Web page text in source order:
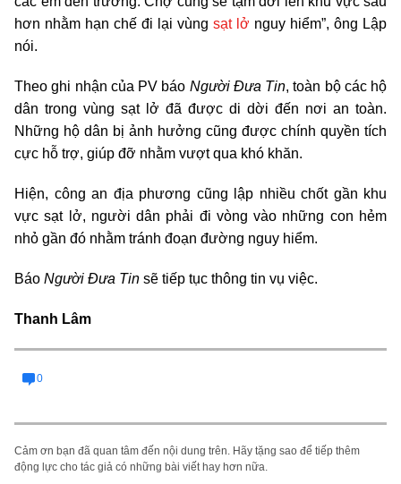
hơn nhằm hạn chế đi lại vùng sạt lở nguy hiểm”, ông Lập
nói.
Theo ghi nhận của PV báo Người Đưa Tin, toàn bộ các hộ
dân trong vùng sạt lở đã được di dời đến nơi an toàn.
Những hộ dân bị ảnh hưởng cũng được chính quyền tích
cực hỗ trợ, giúp đỡ nhằm vượt qua khó khăn.
Hiện, công an địa phương cũng lập nhiều chốt gần khu
vực sạt lở, người dân phải đi vòng vào những con hẻm
nhỏ gần đó nhằm tránh đoạn đường nguy hiểm.
Báo Người Đưa Tin sẽ tiếp tục thông tin vụ việc.
Thanh Lâm
0
Cảm ơn bạn đã quan tâm đến nội dung trên. Hãy tặng sao để tiếp thêm
động lực cho tác giả có những bài viết hay hơn nữa.